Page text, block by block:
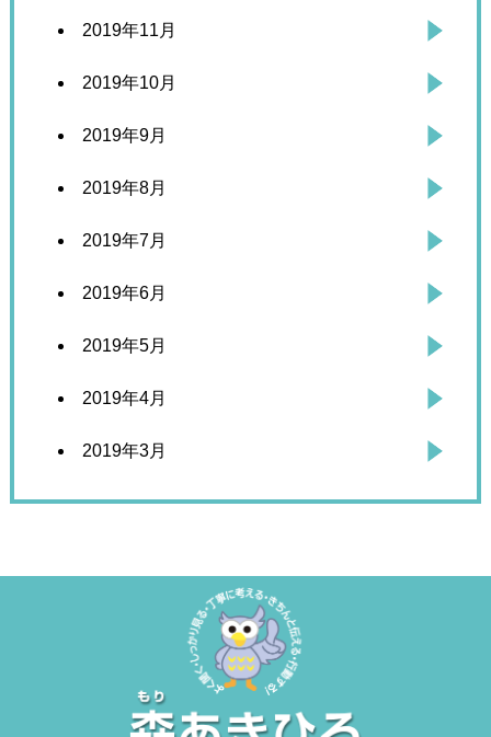
2019年11月
2019年10月
2019年9月
2019年8月
2019年7月
2019年6月
2019年5月
2019年4月
2019年3月